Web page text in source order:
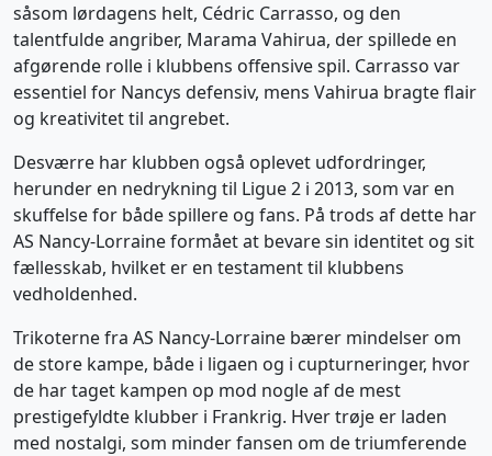
såsom lørdagens helt, Cédric Carrasso, og den
talentfulde angriber, Marama Vahirua, der spillede en
afgørende rolle i klubbens offensive spil. Carrasso var
essentiel for Nancys defensiv, mens Vahirua bragte flair
og kreativitet til angrebet.
Desværre har klubben også oplevet udfordringer,
herunder en nedrykning til Ligue 2 i 2013, som var en
skuffelse for både spillere og fans. På trods af dette har
AS Nancy-Lorraine formået at bevare sin identitet og sit
fællesskab, hvilket er en testament til klubbens
vedholdenhed.
Trikoterne fra AS Nancy-Lorraine bærer mindelser om
de store kampe, både i ligaen og i cupturneringer, hvor
de har taget kampen op mod nogle af de mest
prestigefyldte klubber i Frankrig. Hver trøje er laden
med nostalgi, som minder fansen om de triumferende